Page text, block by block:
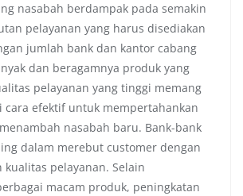
nasabah berdampak pada semakin
pelayanan yang harus disediakan
jumlah bank dan kantor cabang
dan beragamnya produk yang
pelayanan yang tinggi memang
cara efektif untuk mempertahankan
nasabah baru. Bank-bank
dalam merebut customer dengan
kualitas pelayanan. Selain
macam produk, peningkatan